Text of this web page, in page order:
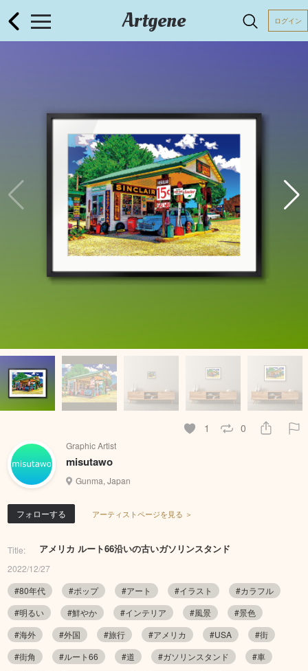
Artgene ログイン
1 0
Graphic Artist
misutawo
Gunma, Japan
フォローする アーティストページを見る ＞
Title: アメリカ ルート66沿いの古いガソリンスタンド
2022/12/27
#80年代
#ポップ #アート #イラスト
#カラフル
#明るい
#鮮やか #インテリア #風景
#景色
#海外
#外国 #旅行 #アメリカ #USA
#街
#街角
#ルート66 #道 #ガソリンスタンド
#車